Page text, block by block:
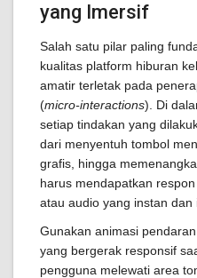
yang Imersif
Salah satu pilar paling
kualitas platform hiburan
amatir terletak pada
(micro-interactions). Di
setiap tindakan yang
dari menyentuh tombol
grafis, hingga
harus mendapatkan
atau audio yang instan dan
Gunakan animasi
yang bergerak responsif
pengguna melewati area